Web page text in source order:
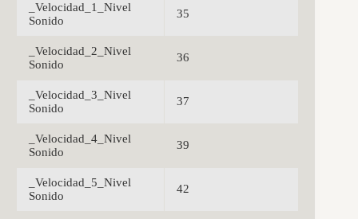
_Velocidad_1_Nivel
Sonido
35
_Velocidad_2_Nivel
Sonido
36
_Velocidad_3_Nivel
Sonido
37
_Velocidad_4_Nivel
Sonido
39
_Velocidad_5_Nivel
Sonido
42